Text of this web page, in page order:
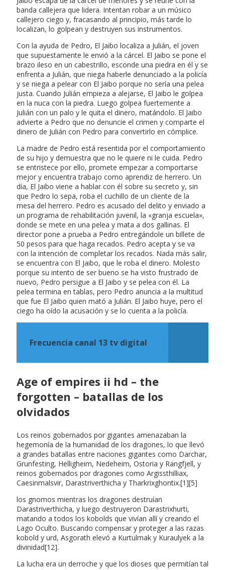
banda callejera que lidera. Intentan robar a un músico
callejero ciego y, fracasando al principio, más tarde lo
localizan, lo golpean y destruyen sus instrumentos.
Con la ayuda de Pedro, El Jaibo localiza a Julián, el joven
que supuestamente le envió a la cárcel. El Jaibo se pone el
brazo ileso en un cabestrillo, esconde una piedra en él y se
enfrenta a Julián, que niega haberle denunciado a la policía
y se niega a pelear con El Jaibo porque no sería una pelea
justa. Cuando Julián empieza a alejarse, El Jaibo le golpea
en la nuca con la piedra. Luego golpea fuertemente a
Julián con un palo y le quita el dinero, matándolo. El Jaibo
advierte a Pedro que no denuncie el crimen y comparte el
dinero de Julián con Pedro para convertirlo en cómplice.
La madre de Pedro está resentida por el comportamiento
de su hijo y demuestra que no le quiere ni le cuida. Pedro
se entristece por ello, promete empezar a comportarse
mejor y encuentra trabajo como aprendiz de herrero. Un
día, El Jaibo viene a hablar con él sobre su secreto y, sin
que Pedro lo sepa, roba el cuchillo de un cliente de la
mesa del herrero. Pedro es acusado del delito y enviado a
un programa de rehabilitación juvenil, la «granja escuela»,
donde se mete en una pelea y mata a dos gallinas. El
director pone a prueba a Pedro entregándole un billete de
50 pesos para que haga recados. Pedro acepta y se va
con la intención de completar los recados. Nada más salir,
se encuentra con El Jaibo, que le roba el dinero. Molesto
porque su intento de ser bueno se ha visto frustrado de
nuevo, Pedro persigue a El Jaibo y se pelea con él. La
pelea termina en tablas, pero Pedro anuncia a la multitud
que fue El Jaibo quien mató a Julián. El Jaibo huye, pero el
ciego ha oído la acusación y se lo cuenta a la policía.
Frecuencia canal 13 tv digital
Age of empires ii hd – the
forgotten – batallas de los
olvidados
Los reinos gobernados por gigantes amenazaban la
hegemonía de la humanidad de los dragones, lo que llevó
a grandes batallas entre naciones gigantes como Darchar,
Grunfesting, Helligheim, Nedeheim, Ostoria y Rangfjell, y
reinos gobernados por dragones como Argissthilliax,
Caesinmalsvir, Darastriverthicha y Tharkrixghontix.[1][5]
los gnomos mientras los dragones destruían
Darastriverthicha, y luego destruyeron Darastrixhurti,
matando a todos los kobolds que vivían allí y creando el
Lago Oculto. Buscando compensar y proteger a las razas
kobold y urd, Asgorath elevó a Kurtulmak y Kuraulyek a la
divinidad[12].
La lucha era un derroche y que los dioses que permitían tal